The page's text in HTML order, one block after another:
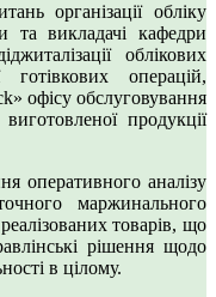
організації обліку
та викладачі кафедри
облікових
готівкових операцій,
офісу обслуговування
продукції
оперативного аналізу
маржинального
товарів, що
рішення щодо
в цілому.